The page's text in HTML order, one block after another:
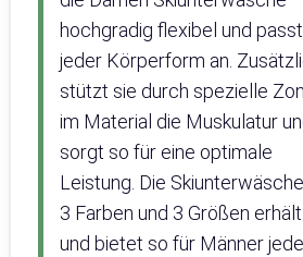
hochgradig flexibel und
jeder Körperform an.
stützt sie durch spezielle
im Material die Muskulatur
sorgt so für eine optimale
Leistung. Die
3 Farben und 3 Größen
und bietet so für Männer